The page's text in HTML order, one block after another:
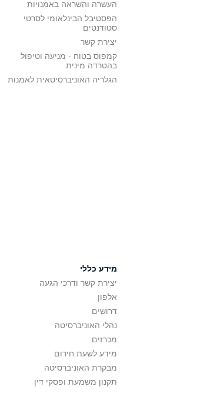
העשרה והשראה באמנויות
הפסטיבל הבינלאומי לסרטי
סטודנטים
יצירת קשר
קמפוס בטוח - מניעה וטיפול
בהטרדה מינית
הגלריה האוניברסיטאית לאמנות
מידע כללי
יצירת קשר ודרכי הגעה
אלפון
דרושים
נהלי האוניברסיטה
מכרזים
מידע לשעת חירום
מבקרת האוניברסיטה
תקנון משמעת ופסקי דין